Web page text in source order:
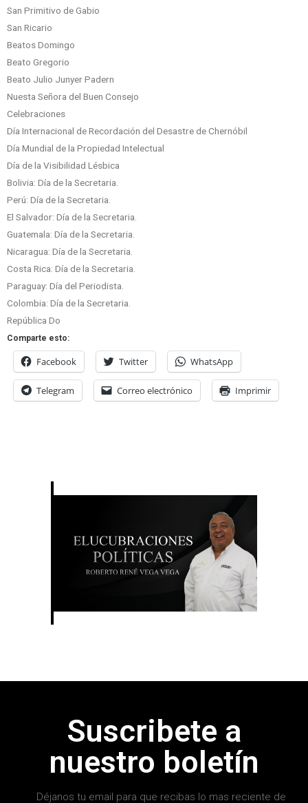
San Primitivo de Gabio
San Ricario
Beatos Domingo
Beato Gregorio
Beato Julio Junyer Padern
Nuesta Señora del Buen Consejo
Celebraciones
Día Internacional de Recordación del Desastre de Chernóbil
Día Mundial de la Propiedad Intelectual
Día de la Visibilidad Lésbica
Bolivia: Día de la Secretaria.
Perú: Día de la Secretaria.
El Salvador: Día de la Secretaria.
Guatemala: Día de la Secretaria.
Nicaragua: Día de la Secretaria.
Costa Rica: Día de la Secretaria.
Paraguay: Día del Periodista.
Colombia: Día de la Secretaria.
República Do
Comparte esto:
Facebook Twitter WhatsApp
Telegram Correo electrónico Imprimir
Suscribete a
nuestro boletín
Déjanos tu email para que recibas lo mas reciente de